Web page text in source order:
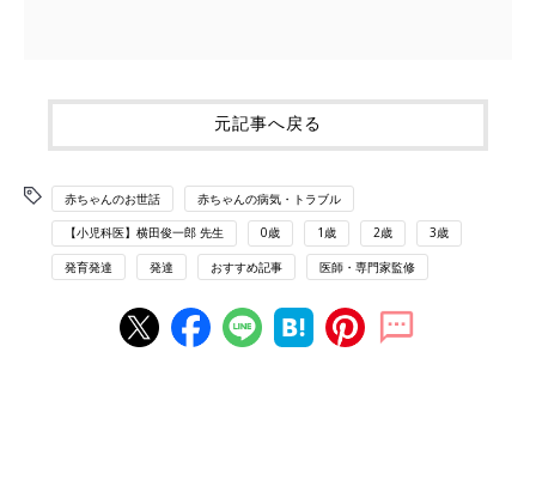
元記事へ戻る
赤ちゃんのお世話 赤ちゃんの病気・トラブル
【小児科医】横田俊一郎 先生 0歳 1歳 2歳 3歳
発育発達 発達 おすすめ記事 医師・専門家監修